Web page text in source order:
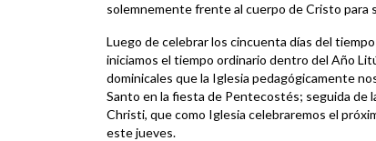
solemnemente frente al cuerpo de Cristo para
Luego de celebrar los cincuenta días del
iniciamos el tiempo ordinario dentro del Año
dominicales que la Iglesia pedagógicamente
Santo en la fiesta de Pentecostés; seguida de
Christi, que como Iglesia celebraremos el
este jueves.